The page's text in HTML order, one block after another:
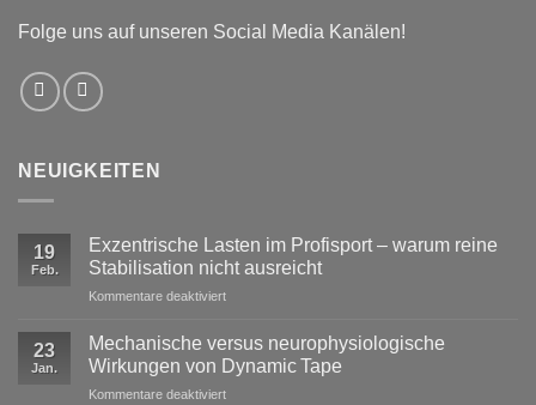
Folge uns auf unseren Social Media Kanälen!
NEUIGKEITEN
19
Feb.
Exzentrische Lasten im Profisport – warum reine
Stabilisation nicht ausreicht
Kommentare deaktiviertfür
im
Profisport
–
23
Jan.
Mechanische versus neurophysiologische
Wirkungen von Dynamic Tape
Kommentare deaktiviertfür